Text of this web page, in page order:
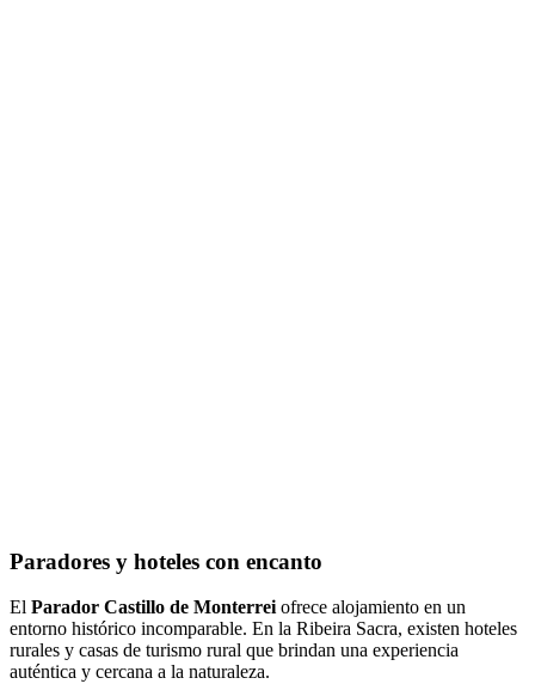
Paradores y hoteles con encanto
El Parador Castillo de Monterreiofrece alojamiento en un
entorno histórico incomparable. En la Ribeira Sacra, existen hoteles
rurales y casas de turismo rural que brindan una experiencia
auténtica y cercana a la naturaleza.